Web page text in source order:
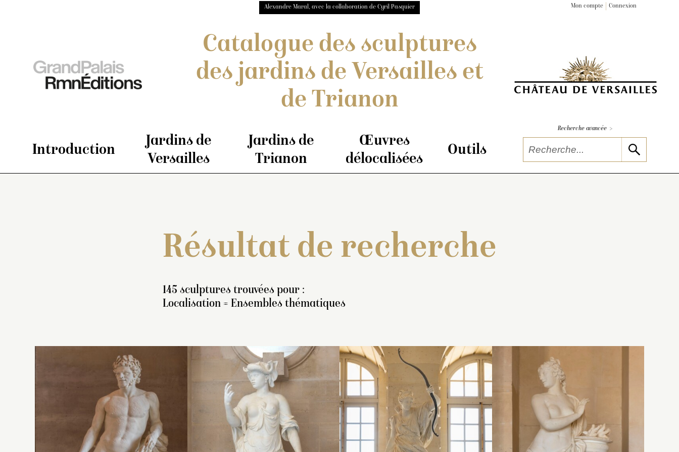
Alexandre Maral, avec la collaboration de Cyril Pasquier Mon compte Connexion
Catalogue des sculptures
des jardins de Versailles et
de Trianon
Introduction
Jardins de
Versailles
Jardins de
Trianon
Œuvres
délocalisées
Outils
Recherche avancée >
Résultat de recherche
145 sculptures trouvées pour :
Localisation = Ensembles thématiques
Inventaire de 1707 : « Une
statue de marbre blanc, en
pied, représentant le
Poème satyriquesous la
figure d’un homme nud,
Inventaire de 1707 : « Une
statue, en pied, de marbre
blanc, représentant l’
Afrique
sous la figure d’une femme,
la teste couverte d’une
Inventaire de 1707 : « Une
statue de marbre blanc, en
pied, représentant Diane
ayant sur la teste un
diadème. Tout le corps est
Inventaire de 1707 : « Une
statue de marbre blanc, en
pied, représentant leFeu
sous la figure d’une femme,
ayant ses cheveux nouez